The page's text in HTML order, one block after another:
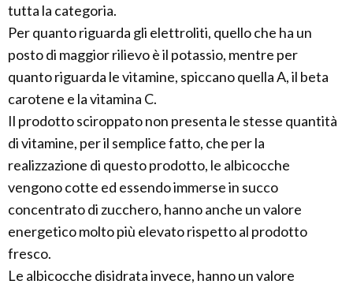
tutta la categoria.
Per quanto riguarda gli elettroliti, quello che ha un
posto di maggior rilievo è il potassio, mentre per
quanto riguarda le vitamine, spiccano quella A, il beta
carotene e la vitamina C.
Il prodotto sciroppato non presenta le stesse quantità
di vitamine, per il semplice fatto, che per la
realizzazione di questo prodotto, le albicocche
vengono cotte ed essendo immerse in succo
concentrato di zucchero, hanno anche un valore
energetico molto più elevato rispetto al prodotto
fresco.
Le albicocche disidrata invece, hanno un valore